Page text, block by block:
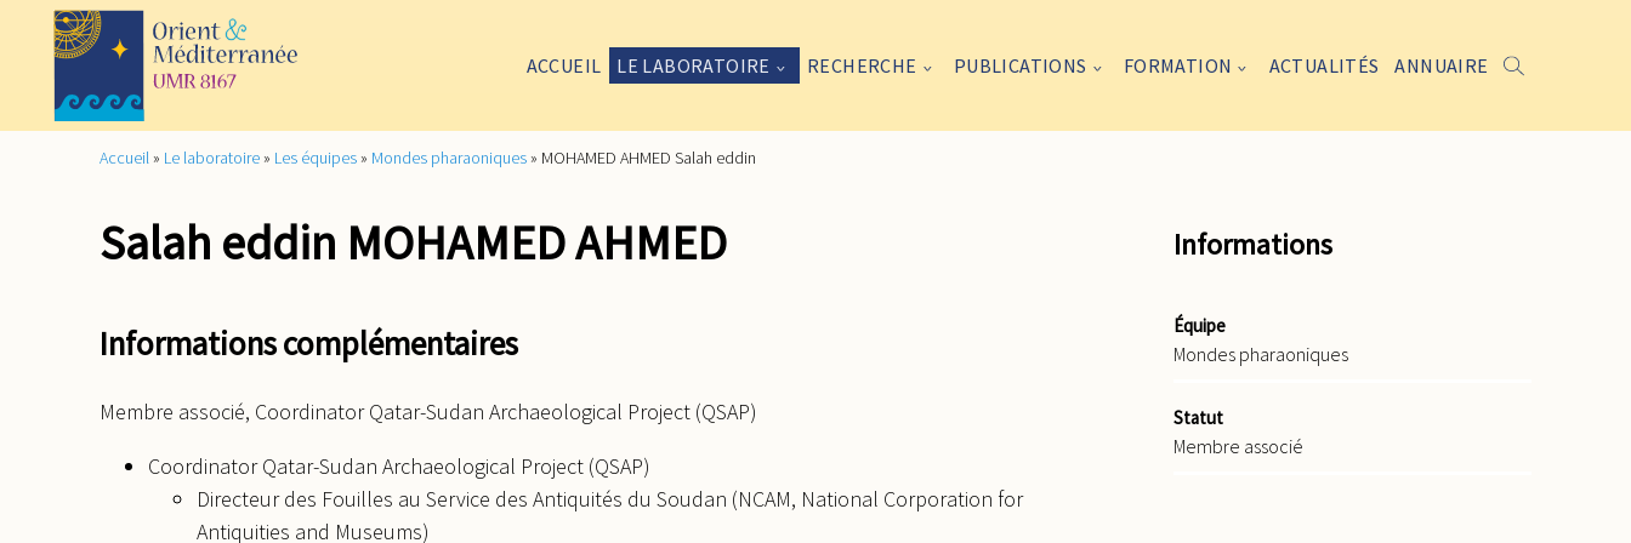
ACCUEIL LE LABORATOIRE RECHERCHE PUBLICATIONS FORMATION ACTUALITÉS ANNUAIRE
Accueil » Le laboratoire » Les équipes » Mondes pharaoniques » MOHAMED AHMED Salah eddin
Salah eddin MOHAMED AHMED
Informations complémentaires
Membre associé, Coordinator Qatar-Sudan Archaeological Project (QSAP)
Coordinator Qatar-Sudan Archaeological Project (QSAP)
Directeur des Fouilles au Service des Antiquités du Soudan (NCAM, National Corporation for
Antiquities and Museums)
Informations
Équipe
Mondes pharaoniques
Statut
Membre associé